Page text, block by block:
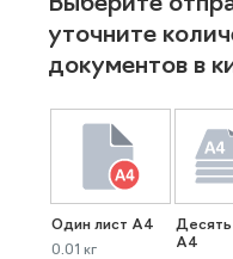
Выберите
уточните
документов в
Один лист А4
0.01 кг
Десять
А4